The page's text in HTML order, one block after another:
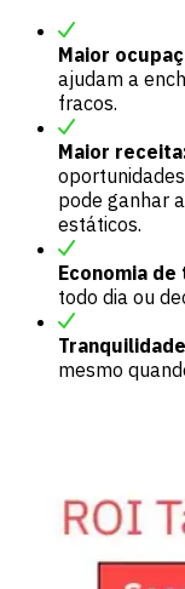
Maior
ajudam a
fracos.
Maior
pode ganhar
estáticos.
Economia de
todo dia ou
mesmo